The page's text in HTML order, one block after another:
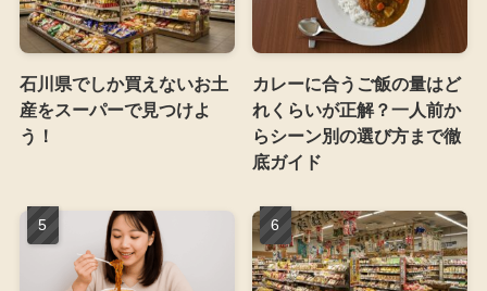
石川県でしか買えないお土
産をスーパーで見つけよ
う！
カレーに合うご飯の量はど
れくらいが正解？一人前か
らシーン別の選び方まで徹
底ガイド